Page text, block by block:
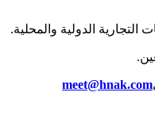
الدولية والمحلية.
meet@hnak.com